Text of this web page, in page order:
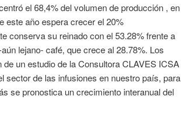
el 68,4% del volumen de producción , en
este año espera crecer el 20%
conserva su reinado con el 53.28% frente a
lejano- café, que crece al 28.78%. Los
de un estudio de la Consultora CLAVES ICSA
sector de las infusiones en nuestro país, para
se pronostica un crecimiento interanual del